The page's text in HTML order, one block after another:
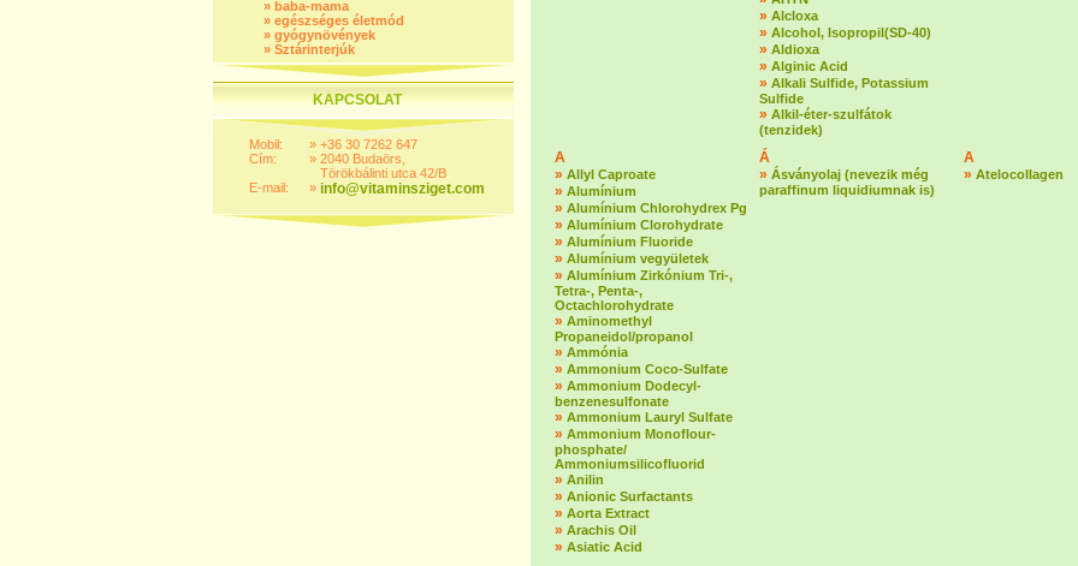
» baba-mama
» egészséges életmód
» gyógynövények
» Sztárinterjúk
KAPCSOLAT
Mobil:
Cím:
E-mail:
»
»
»
+36 30 7262 647
2040 Budaörs,
Törökbálinti utca 42/B
info@vitaminsziget.com
» Alcloxa
» Alcohol, Isopropil(SD-40)
» Aldioxa
» Alginic Acid
» Alkali Sulfide, Potassium
Sulfide
» Alkil-éter-szulfátok
(tenzidek)
A
» Allyl Caproate
» Alumínium
» Alumínium Chlorohydrex Pg
» Alumínium Clorohydrate
» Alumínium Fluoride
» Alumínium vegyületek
» Alumínium Zirkónium Tri-,
Tetra-, Penta-,
Octachlorohydrate
» Aminomethyl
Propaneidol/propanol
» Ammónia
» Ammonium Coco-Sulfate
» Ammonium Dodecyl-
benzenesulfonate
» Ammonium Lauryl Sulfate
» Ammonium Monoflour-
phosphate/
Ammoniumsilicofluorid
» Anilin
» Anionic Surfactants
» Aorta Extract
» Arachis Oil
» Asiatic Acid
Á
» Ásványolaj (nevezik még
paraffinum liquidiumnak is)
A
» Atelocollagen